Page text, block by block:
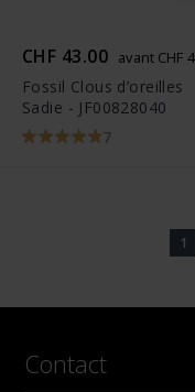
CHF 43.00 avant CHF
Fossil Clous d’oreilles
Sadie - JF00828040
7
1
Contact